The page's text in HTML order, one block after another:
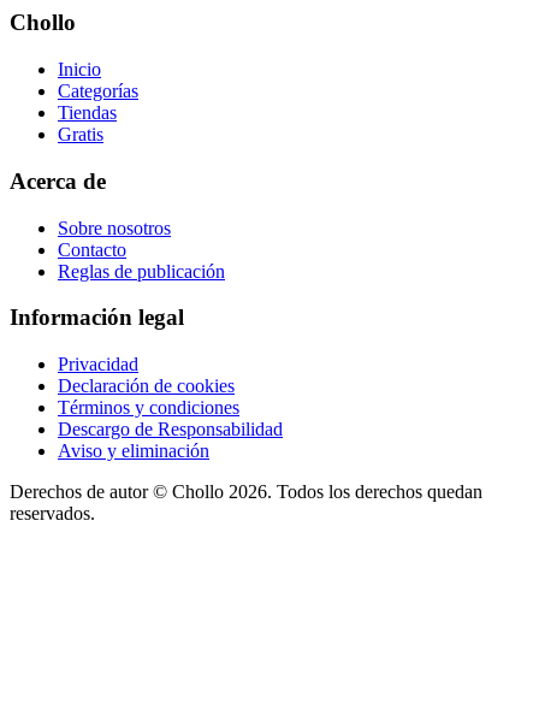
Chollo
Inicio
Categorías
Tiendas
Gratis
Acerca de
Sobre nosotros
Contacto
Reglas de publicación
Información legal
Privacidad
Declaración de cookies
Términos y condiciones
Descargo de Responsabilidad
Aviso y eliminación
Derechos de autor © Chollo 2026. Todos los derechos quedan
reservados.